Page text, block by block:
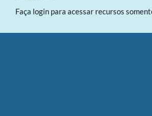
Faça login para acessar recursos